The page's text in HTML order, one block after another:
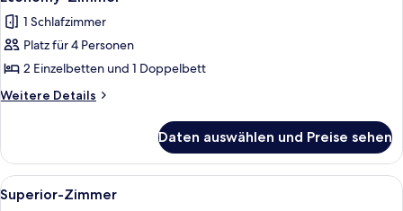
Fotos
für
Economy-
Zimmer
anzeigen
1 Schlafzimmer
Platz für 4 Personen
2 Einzelbetten und 1 Doppelbett
Weitere Details
Weitere
Zimmer
Daten auswählen und Preise sehen
Alle
Fotos
Ein Badezimmer mit Toilette,
3
Superior-Zimmer